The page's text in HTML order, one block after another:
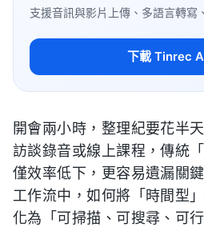
支援音訊與影片上傳、多語言轉寫
下載 Tinrec
開會兩小時，整理紀要花半
訪談錄音或線上課程，傳統
僅效率低下，更容易遺漏關
工作流中，如何將「時間型
化為「可掃描、可搜尋、可